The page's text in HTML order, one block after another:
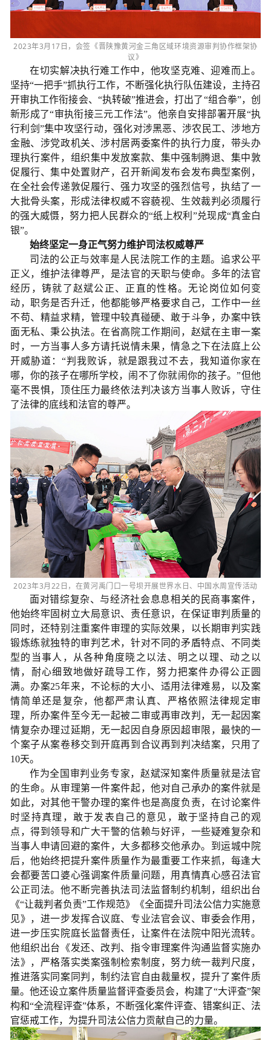
2023年3月17日，会签《晋陕豫黄河金三角区域环境资源审判协作框架协
议》
在切实解决执行难工作中，他攻坚克难、迎难而上。
坚持“一把手”抓执行工作，不断强化执行队伍建设，主持召
开审执工作衔接会、“执转破”推进会，打出了“组合拳”，创
新形成了“审执衔接三元工作法”。他亲自安排部署开展“执
行利剑”集中攻坚行动，强化对涉黑恶、涉农民工、涉地方
金融、涉党政机关、涉村居两委案件的执行力度，带头办
理执行案件，组织集中发放案款、集中强制腾退、集中敦
促履行、集中处置财产，召开新闻发布会发布典型案例，
在全社会传递敦促履行、强力攻坚的强烈信号，执结了一
大批骨头案，形成法律权威不容藐视、生效裁判必须履行
的强大威慑，努力把人民群众的“纸上权利”兑现成“真金白
银”。
始终坚定一身正气努力维护司法权威尊严
司法的公正与效率是人民法院工作的主题。追求公平
正义，维护法律尊严，是法官的天职与使命。多年的法官
经历，铸就了赵斌公正、正直的性格。无论岗位如何变
动，职务是否升迁，他都能够严格要求自己，工作中一丝
不苟、精益求精，管理中较真碰硬、敢于斗争，办案中铁
面无私、秉公执法。在省高院工作期间，赵斌在主审一案
时，一方当事人多方请托说情未果，情急之下在法庭上公
开威胁道：“判我败诉，就是跟我过不去，我知道你家在
哪，你的孩子在哪所学校，闹不了你就闹你的孩子。”但他
毫不畏惧，顶住压力最终依法判决该方当事人败诉，守住
了法律的底线和法官的尊严。
2023年3月22日，在黄河禹门口一号坝开展世界水日、中国水周宣传活动
面对错综复杂、与经济社会息息相关的民商事案件，
他始终牢固树立大局意识、责任意识，在保证审判质量的
同时，还特别注重案件审理的实际效果，以长期审判实践
锻炼练就独特的审判艺术，针对不同的矛盾特点、不同类
型的当事人，从各种角度晓之以法、明之以理、动之以
情，耐心细致地做好疏导工作，努力把案件办得公正圆
满。办案25年来，不论标的大小、适用法律难易，以及案
情简单还是复杂，他都严肃认真、严格依照法律规定审
理，所办案件至今无一起被二审或再审改判，无一起因案
情复杂办理过延期，无一起因自身原因超审限，最快的一
个案子从案卷移交到开庭再到合议再到判决结案，只用了
10天。
作为全国审判业务专家，赵斌深知案件质量就是法官
的生命。从审理第一件案件起，他对自己承办的案件就是
如此，对其他干警办理的案件也是高度负责，在讨论案件
时坚持真理，敢于发表自己的意见，敢于坚持自己的观
点，得到领导和广大干警的信赖与好评，一些疑难复杂和
当事人申请回避的案件，大多都移交他承办。到运城中院
后，他始终把提升案件质量作为最重要工作来抓，每逢大
会都要苦口婆心强调案件质量问题，用真情真心感召法官
公正司法。他不断完善执法司法监督制约机制，组织出台
《“让裁判者负责”工作规范》《全面提升司法公信力实施意
见》，进一步发挥合议庭、专业法官会议、审委会作用，
进一步压实院庭长监督责任，让案件在法院中阳光流转。
他组织出台《发还、改判、指令审理案件沟通监督实施办
法》，严格落实类案强制检索制度，努力统一裁判尺度，
推进落实同案同判，制约法官自由裁量权，提升了案件质
量。他还设立案件质量监督评查委员会，构建了“大评查”架
构和“全流程评查”体系，不断强化案件评查、错案纠正、法
官惩戒工作，为提升司法公信力贡献自己的力量。